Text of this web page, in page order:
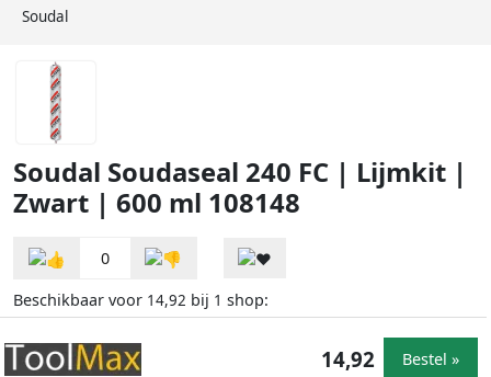
Soudal
Soudal Soudaseal 240 FC | Lijmkit |
Zwart | 600 ml 108148
0
Beschikbaar voor 14,92 bij 1 shop:
14,92 Bestel »